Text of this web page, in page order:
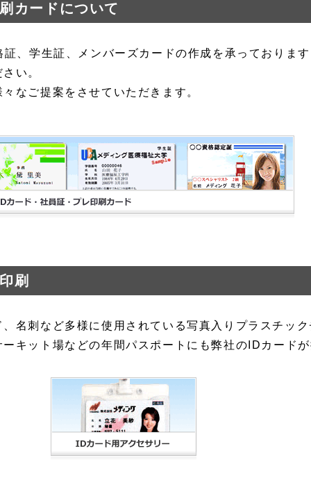
カードについて
、学生証、メンバーズカードの作成を承っておりま
い。
なご提案をさせていただきます。
刷
名刺など多様に使用されている写真入りプラスチッ
キット場などの年間パスポートにも弊社のIDカード